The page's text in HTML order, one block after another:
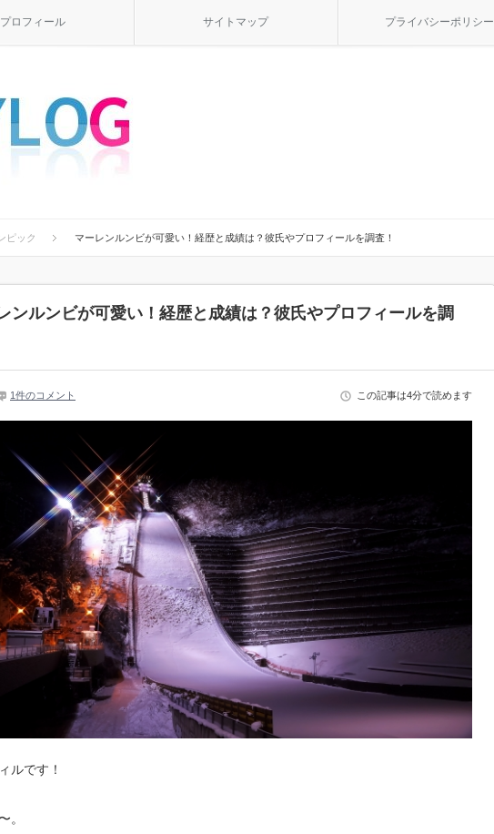
プロフィール サイトマップ プライバシーポリシー
ピック マーレンルンビが可愛い！経歴と成績は？彼氏やプロフィールを調査！
ンルンビが可愛い！経歴と成績は？彼氏やプロフィールを調
1件のコメント この記事は4分で読めます
ルです！
。